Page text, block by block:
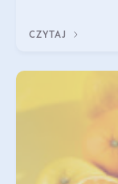
CZYTAJ